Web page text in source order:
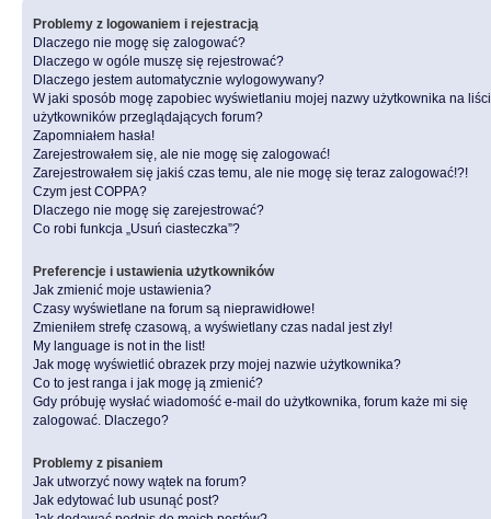
Problemy z logowaniem i rejestracją
Dlaczego nie mogę się zalogować?
Dlaczego w ogóle muszę się rejestrować?
Dlaczego jestem automatycznie wylogowywany?
W jaki sposób mogę zapobiec wyświetlaniu mojej nazwy użytkownika na
użytkowników przeglądających forum?
Zapomniałem hasła!
Zarejestrowałem się, ale nie mogę się zalogować!
Zarejestrowałem się jakiś czas temu, ale nie mogę się teraz zalogować!?!
Czym jest COPPA?
Dlaczego nie mogę się zarejestrować?
Co robi funkcja „Usuń ciasteczka”?
Preferencje i ustawienia użytkowników
Jak zmienić moje ustawienia?
Czasy wyświetlane na forum są nieprawidłowe!
Zmieniłem strefę czasową, a wyświetlany czas nadal jest zły!
My language is not in the list!
Jak mogę wyświetlić obrazek przy mojej nazwie użytkownika?
Co to jest ranga i jak mogę ją zmienić?
Gdy próbuję wysłać wiadomość e-mail do użytkownika, forum każe mi się
zalogować. Dlaczego?
Problemy z pisaniem
Jak utworzyć nowy wątek na forum?
Jak edytować lub usunąć post?